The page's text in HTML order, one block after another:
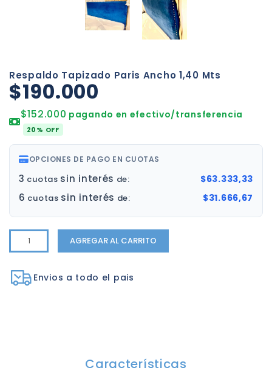
Respaldo Tapizado Paris Ancho 1,40 Mts
$190.000
$152.000 pagando en efectivo/transferencia
20% OFF
OPCIONES DE PAGO EN CUOTAS
3 cuotas sin interés de: $63.333,33
6 cuotas sin interés de: $31.666,67
AGREGAR AL CARRITO
Envios a todo el pais
Características